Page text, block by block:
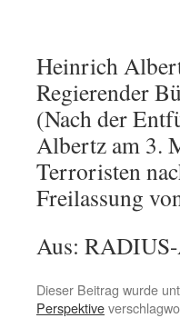
Heinrich
Regierender
(Nach der
Albertz am 3.
Terroristen
Freilassung
Aus:
Dieser Beitrag wurde
Perspektive